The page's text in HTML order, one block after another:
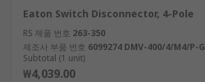
Eaton Switch Disconnector, 4-Pole
RS 제품 번호 263-350
제조사 부품 번호 6099274 DMV-400/4/M4/P-G
Subtotal (1 unit)
₩4,039.00